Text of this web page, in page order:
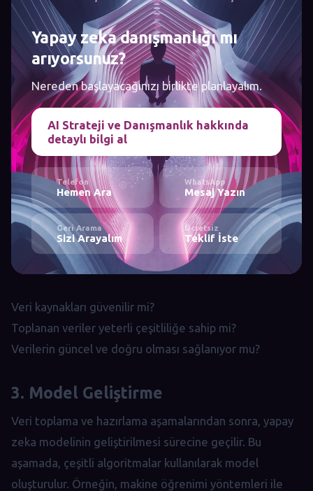
Yapay zeka danışmanlığı mı
arıyorsunuz?
Nereden başlayacağınızı birlikte planlayalım.
AI Strateji ve Danışmanlık hakkında
detaylı bilgi al
Telefon
Hemen Ara
WhatsApp
Mesaj Yazın
Geri Arama
Sizi Arayalım
Ücretsiz
Teklif İste
Veri kaynakları güvenilir mi?
Toplanan veriler yeterli çeşitliliğe sahip mi?
Verilerin güncel ve doğru olması sağlanıyor mu?
3. Model Geliştirme
Veri toplama ve hazırlama aşamalarından sonra, yapay
zeka modelinin geliştirilmesi sürecine geçilir. Bu
aşamada, çeşitli algoritmalar kullanılarak model
oluşturulur. Örneğin, makine öğrenimi yöntemleri ile